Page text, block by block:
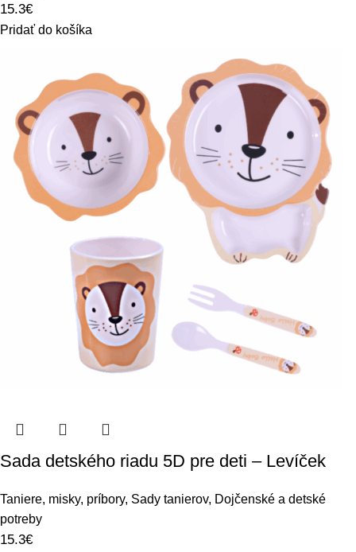
15.3€
Pridať do košíka
Sada detského riadu 5D pre deti – Levíček
Taniere, misky, príbory, Sady tanierov, Dojčenské a detské
potreby
15.3€